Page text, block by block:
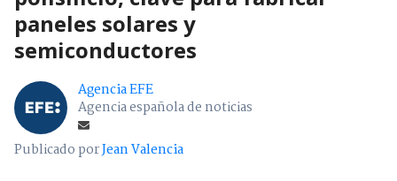
paneles solares y
semiconductores
Agencia EFE
Agencia española de noticias
Publicado porJean Valencia